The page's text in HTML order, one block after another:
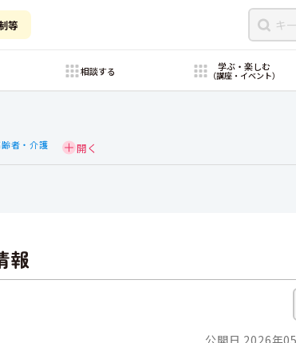
等
相談する 学ぶ・楽しむ
（講座・イベント）
者・介護
報